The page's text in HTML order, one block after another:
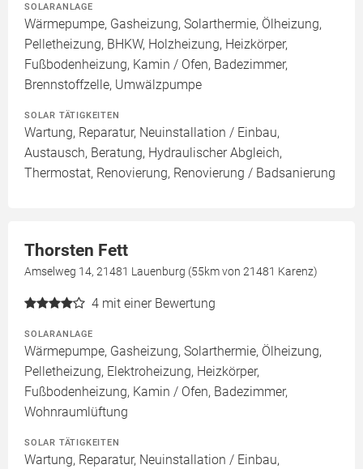
SOLARANLAGE
Wärmepumpe, Gasheizung, Solarthermie, Ölheizung,
Pelletheizung, BHKW, Holzheizung, Heizkörper,
Fußbodenheizung, Kamin / Ofen, Badezimmer,
Brennstoffzelle, Umwälzpumpe
SOLAR TÄTIGKEITEN
Wartung, Reparatur, Neuinstallation / Einbau,
Austausch, Beratung, Hydraulischer Abgleich,
Thermostat, Renovierung, Renovierung / Badsanierung
Thorsten Fett
Amselweg 14, 21481 Lauenburg (55km von 21481 Karenz)
4 mit einer Bewertung
SOLARANLAGE
Wärmepumpe, Gasheizung, Solarthermie, Ölheizung,
Pelletheizung, Elektroheizung, Heizkörper,
Fußbodenheizung, Kamin / Ofen, Badezimmer,
Wohnraumlüftung
SOLAR TÄTIGKEITEN
Wartung, Reparatur, Neuinstallation / Einbau,